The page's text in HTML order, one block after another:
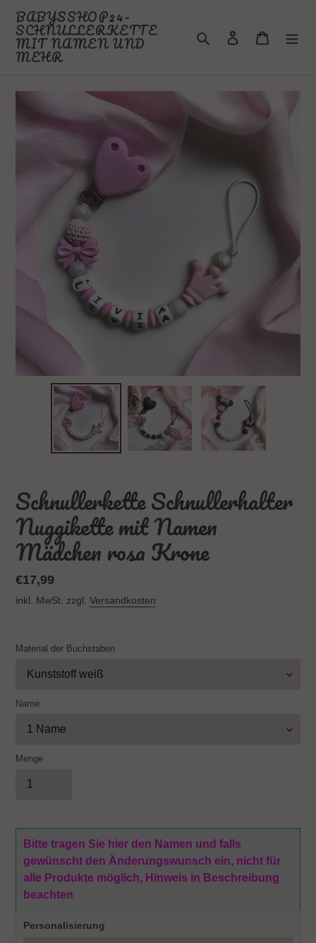
zum
Inhalt
BABYSSHOP24-
SCHNULLERKETTE
MIT NAMEN UND
MEHR
Suchen Einloggen
Schnullerkette Schnullerhalter
Nuggikette mit Namen
Mädchen rosa Krone
Normaler
Preis
€17,99
inkl. MwSt. zzgl. Versandkosten
Material der Buchstaben
Name
Menge
Bitte tragen Sie hier den Namen und falls
gewünscht den Änderungswunsch ein, nicht für
alle Produkte möglich, Hinweis in Beschreibung
beachten
Personalisierung